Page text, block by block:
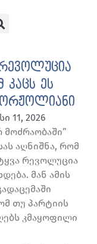
კაცს ეს
11, 2026
აღნიშნა, რომ
რევოლუცია
მან ამის
თუ პარტიის
კმაყოფილი